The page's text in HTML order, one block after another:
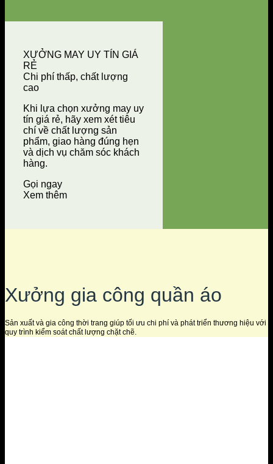
XƯỞNG MAY UY TÍN GIÁ
RẺ
Chi phí thấp, chất lượng
cao
Khi lựa chọn xưởng may uy
tín giá rẻ, hãy xem xét tiêu
chí về chất lượng sản
phẩm, giao hàng đúng hẹn
và dịch vụ chăm sóc khách
hàng.
Gọi ngay
Xem thêm
Xưởng gia công quần áo
Sản xuất và gia công thời trang giúp tối ưu chi phí và phát triển thương hiệu với
quy trình kiểm soát chất lượng chặt chẽ.